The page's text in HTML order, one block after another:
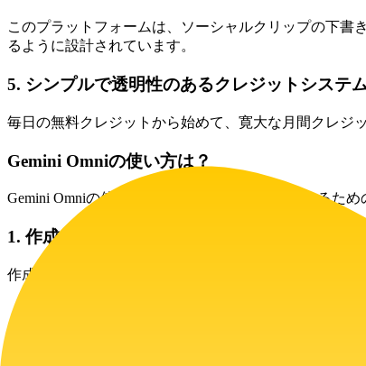
このプラットフォームは、ソーシャルクリップの下
るように設計されています。
5. シンプルで透明性のあるクレジットシステ
毎日の無料クレジットから始めて、寛大な月間クレジ
Gemini Omniの使い方は？
Gemini Omniの使用は、アイデアをビデオに変えるた
1. 作成を開始する
作成ダッシュボードに移動します。2つのオプションが
テキストからビデオ: 説明的なシーンプ
する自然言語を使用します。多言語サポ